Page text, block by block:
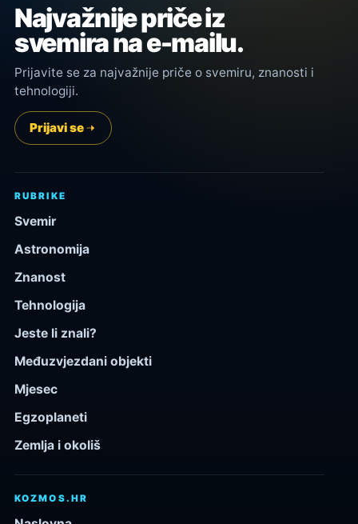
Najvažnije priče iz
svemira na e-mailu.
Prijavite se za najvažnije priče o svemiru, znanosti i
tehnologiji.
Prijavi se
RUBRIKE
Svemir
Astronomija
Znanost
Tehnologija
Jeste li znali?
Međuzvjezdani objekti
Mjesec
Egzoplaneti
Zemlja i okoliš
KOZMOS.HR